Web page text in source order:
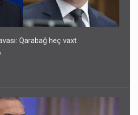
Qarabağ heç vaxt